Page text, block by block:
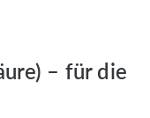
– für die